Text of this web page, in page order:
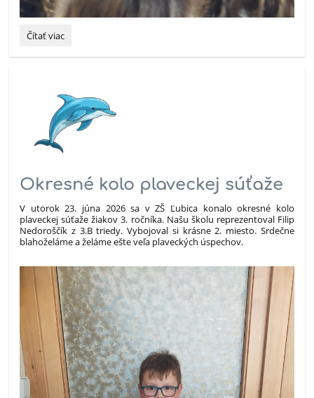
Nové
školské
online:
Čítať viac
Okresné kolo plaveckej súťaže
V utorok 23. júna 2026 sa v ZŠ Ľubica konalo okresné kolo
plaveckej súťaže žiakov 3. ročníka. Našu školu reprezentoval Filip
Nedoroščík z 3.B triedy. Vybojoval si krásne 2. miesto. Srdečne
blahoželáme a želáme ešte veľa plaveckých úspechov.